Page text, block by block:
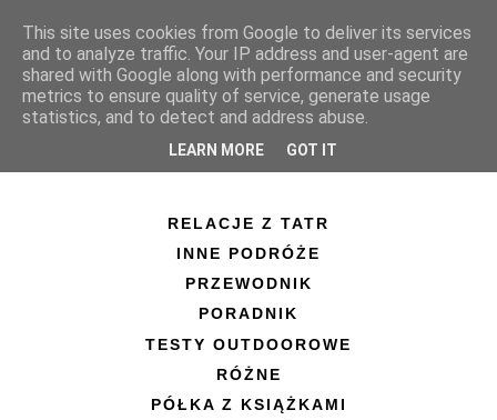
RELACJE Z TATR
INNE PODRÓŻE
PRZEWODNIK
PORADNIK
TESTY OUTDOOROWE
RÓŻNE
PÓŁKA Z KSIĄŻKAMI
This site uses cookies from Google to deliver its services
and to analyze traffic. Your IP address and user-agent are
shared with Google along with performance and security
metrics to ensure quality of service, generate usage
statistics, and to detect and address abuse.
LEARN MORE GOT IT